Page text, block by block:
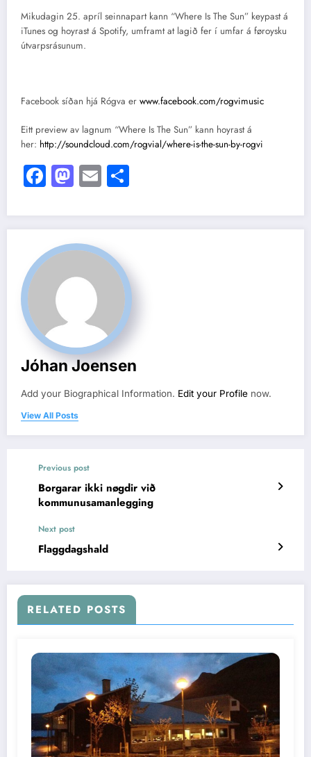
Mikudagin 25. apríl seinnapart kann “Where Is The Sun” keypast á
iTunes og hoyrast á Spotify, umframt at lagið fer í umfar á føroysku
útvarpsrásunum.
Facebook síðan hjá Rógva er www.facebook.com/rogvimusic
Eitt preview av lagnum “Where Is The Sun” kann hoyrast á
her: http://soundcloud.com/rogvial/where-is-the-sun-by-rogvi
Facebook
Mastodon
Email
Jóhan Joensen
Add your Biographical Information. Edit your Profile now.
View All Posts
Previous post
Borgarar ikki nøgdir við
kommunusamanlegging
Next post
Flaggdagshald
RELATED POSTS